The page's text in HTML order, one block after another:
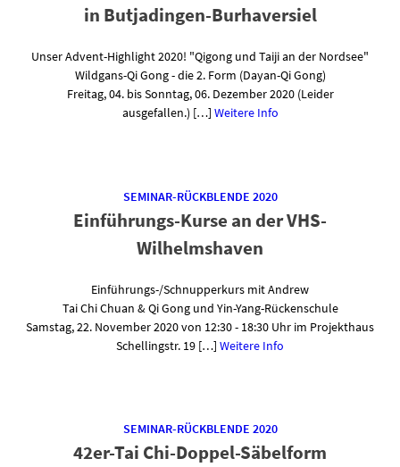
in Butjadingen-Burhaversiel
Unser Advent-Highlight 2020! "Qigong und Taiji an der Nordsee"
Wildgans-Qi Gong - die 2. Form (Dayan-Qi Gong)
Freitag, 04. bis Sonntag, 06. Dezember 2020 (Leider
ausgefallen.) […] Weitere Info
SEMINAR-RÜCKBLENDE 2020
Einführungs-Kurse an der VHS-
Wilhelmshaven
Einführungs-/Schnupperkurs mit Andrew
Tai Chi Chuan & Qi Gong und Yin-Yang-Rückenschule
Samstag, 22. November 2020 von 12:30 - 18:30 Uhr im Projekthaus
Schellingstr. 19 […] Weitere Info
SEMINAR-RÜCKBLENDE 2020
42er-Tai Chi-Doppel-Säbelform